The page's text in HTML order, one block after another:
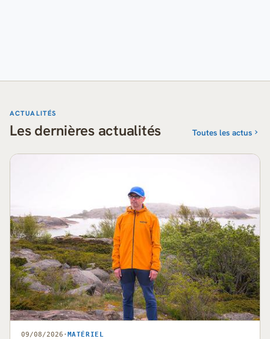
ACTUALITÉS
Les dernières actualités Toutes les actus
09/08/2026 · MATÉRIEL